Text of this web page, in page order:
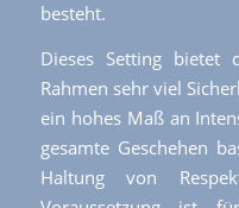
besteht.
Dieses Setting bietet
Rahmen sehr viel
ein hohes Maß an
gesamte Geschehen
Haltung von